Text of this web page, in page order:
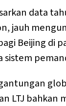
data
jauh
Beijing di
sistem
LTJ